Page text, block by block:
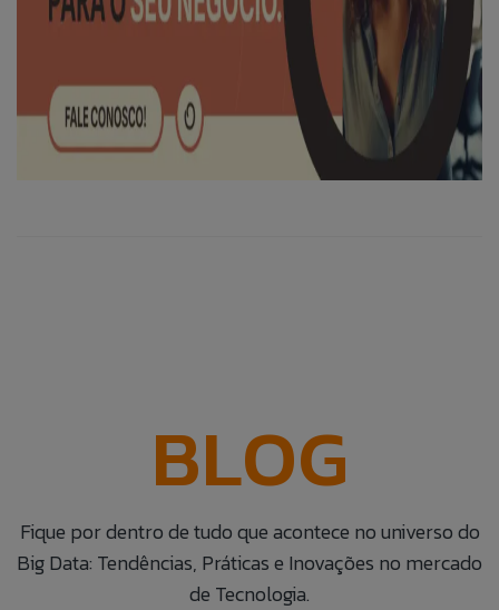
BLOG
Fique por dentro de tudo que acontece no universo do
Big Data: Tendências, Práticas e Inovações no mercado
de Tecnologia.